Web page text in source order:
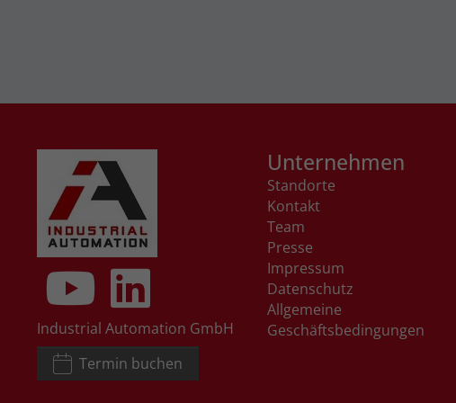
Industrial Automation GmbH
Termin buchen
Unternehmen
Standorte
Kontakt
Team
Presse
Impressum
Datenschutz
Allgemeine
Geschäftsbedingungen